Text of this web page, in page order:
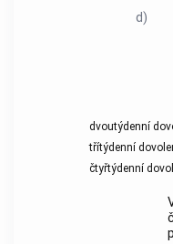
d)
dvoutýdenní
třítýdenní
čtyřtýdenní